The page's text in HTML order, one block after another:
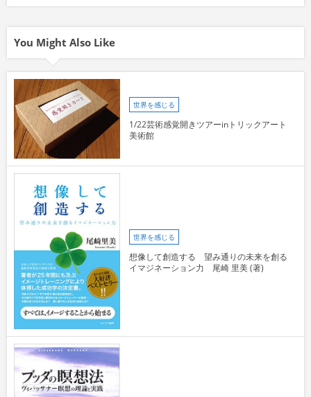
You Might Also Like
世界を感じる
1/22芸術感覚開きツアーinトリックアート
美術館
世界を感じる
想像して創造する 望み通りの未来を創る
イマジネーション力 尾崎 里美 (著)